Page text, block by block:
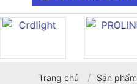
Trang chủ / Sản phẩm